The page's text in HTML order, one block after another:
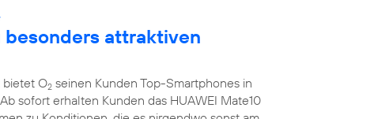
besonders attraktiven
bietet O2 seinen Kunden Top-Smartphones in
sofort erhalten Kunden das HUAWEI Mate10